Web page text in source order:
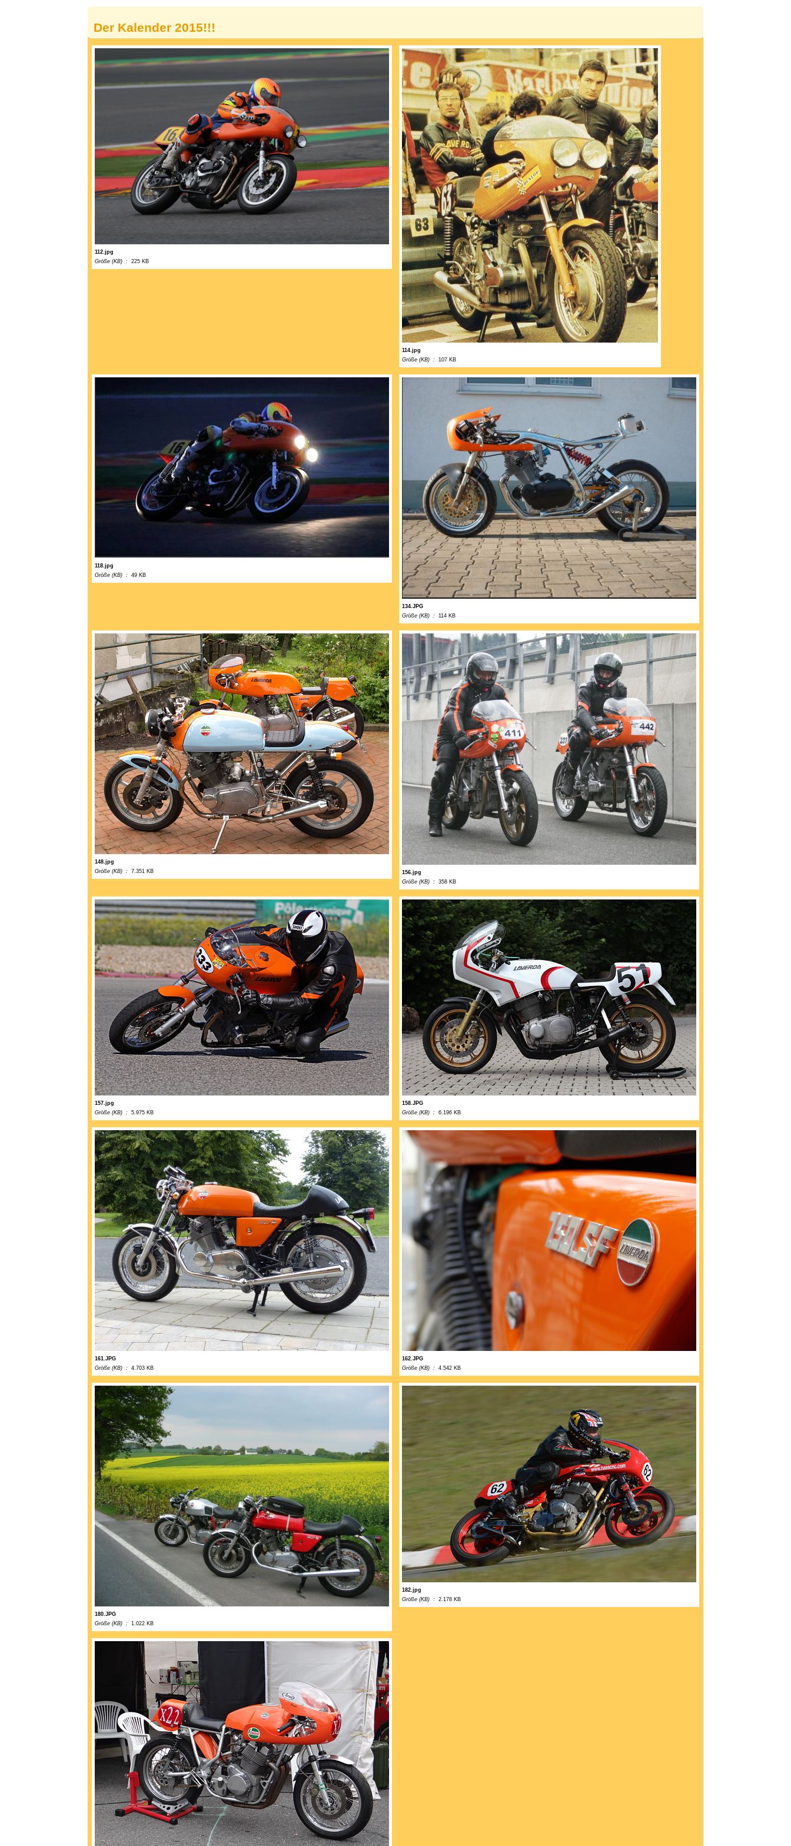
Der Kalender 2015!!!
112.jpg
Größe (KB) : 225 KB
114.jpg
Größe (KB) : 107 KB
118.jpg
Größe (KB) : 49 KB
134.JPG
Größe (KB) : 114 KB
148.jpg
Größe (KB) : 7.351 KB
156.jpg
Größe (KB) : 358 KB
157.jpg
Größe (KB) : 5.975 KB
158.JPG
Größe (KB) : 6.196 KB
161.JPG
Größe (KB) : 4.703 KB
162.JPG
Größe (KB) : 4.542 KB
180.JPG
Größe (KB) : 1.022 KB
182.jpg
Größe (KB) : 2.178 KB